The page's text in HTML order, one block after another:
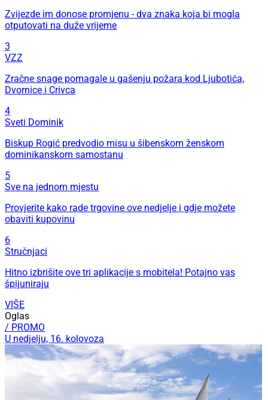
Zvijezde im donose promjenu - dva znaka koja bi mogla
otputovati na duže vrijeme
3
VZZ
Zračne snage pomagale u gašenju požara kod Ljubotića,
Dvornice i Crivca
4
Sveti Dominik
Biskup Rogić predvodio misu u šibenskom ženskom
dominikanskom samostanu
5
Sve na jednom mjestu
Provjerite kako rade trgovine ove nedjelje i gdje možete
obaviti kupovinu
6
Stručnjaci
Hitno izbrišite ove tri aplikacije s mobitela! Potajno vas
špijuniraju
VIŠE
Oglas
/ PROMO
U nedjelju, 16. kolovoza